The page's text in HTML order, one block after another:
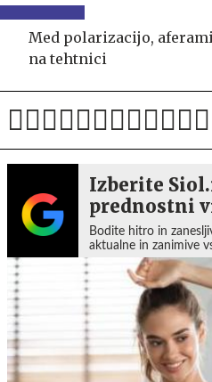
Med polarizacijo,
na tehtnici
Izberite
prednostni
Bodite hitro in
aktualne in zanimive